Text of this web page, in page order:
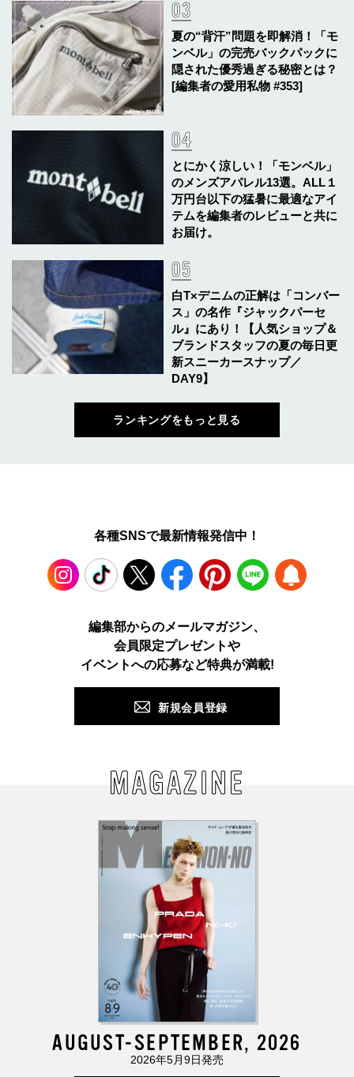
夏の“背汗”問題を即解消！「モ
ンベル」の完売バックパックに
隠された優秀過ぎる秘密とは？
[編集者の愛用私物 #353]
とにかく涼しい！「モンベル」
のメンズアパレル13選。ALL１
万円台以下の猛暑に最適なアイ
テムを編集者のレビューと共に
お届け。
白T×デニムの正解は「コンバー
ス」の名作『ジャックパーセ
ル』にあり！【人気ショップ＆
ブランドスタッフの夏の毎日更
新スニーカースナップ／
DAY9】
ランキングをもっと見る
各種SNSで最新情報発信中！
TikTok X Facebook Pinterest LINE
編集部からのメールマガジン、
会員限定プレゼントや
イベントへの応募など特典が満載!
新規会員登録
MAGAZINE
AUGUST-SEPTEMBER, 2026
2026年5月9日発売